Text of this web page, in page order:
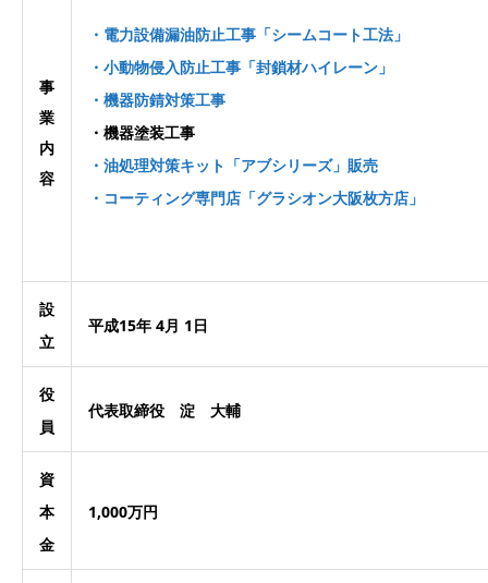
事
業
内
容
・電力設備漏油防止工事「シームコート工法」
・小動物侵入防止工事「封鎖材ハイレーン」
・機器防錆対策工事
・機器塗装工事
・油処理対策キット「アブシリーズ」販売
・コーティング専門店「グラシオン大阪枚方店」
設
立
平成15年 4月 1日
役
員
代表取締役 淀 大輔
資
本
金
1,000万円